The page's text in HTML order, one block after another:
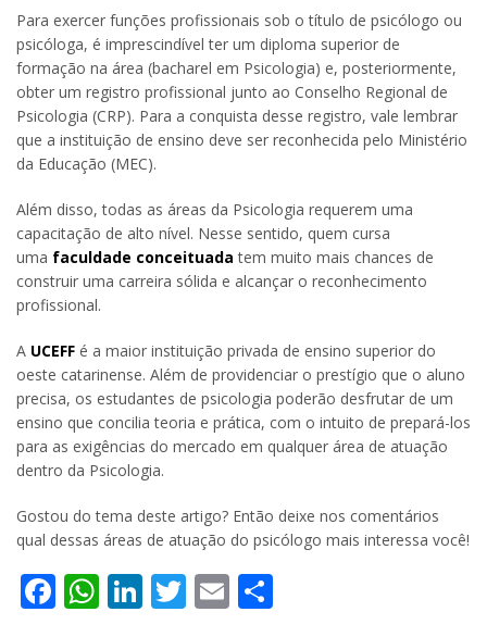
Para exercer funções profissionais sob o título de psicólogo ou
psicóloga, é imprescindível ter um diploma superior de
formação na área (bacharel em Psicologia) e, posteriormente,
obter um registro profissional junto ao Conselho Regional de
Psicologia (CRP). Para a conquista desse registro, vale lembrar
que a instituição de ensino deve ser reconhecida pelo Ministério
da Educação (MEC).
Além disso, todas as áreas da Psicologia requerem uma
capacitação de alto nível. Nesse sentido, quem cursa
uma faculdade conceituada tem muito mais chances de
construir uma carreira sólida e alcançar o reconhecimento
profissional.
A UCEFF é a maior instituição privada de ensino superior do
oeste catarinense. Além de providenciar o prestígio que o aluno
precisa, os estudantes de psicologia poderão desfrutar de um
ensino que concilia teoria e prática, com o intuito de prepará-los
para as exigências do mercado em qualquer área de atuação
dentro da Psicologia.
Gostou do tema deste artigo? Então deixe nos comentários
qual dessas áreas de atuação do psicólogo mais interessa você!
Facebook
WhatsApp
LinkedIn
Twitter
Email